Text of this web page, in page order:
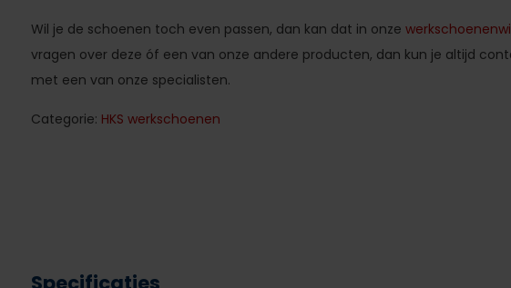
Wil je de schoenen toch even passen, dan kan dat in onze
vragen over deze óf een van onze andere producten, dan kun je altijd
met een van onze specialisten.
Categorie: HKS werkschoenen